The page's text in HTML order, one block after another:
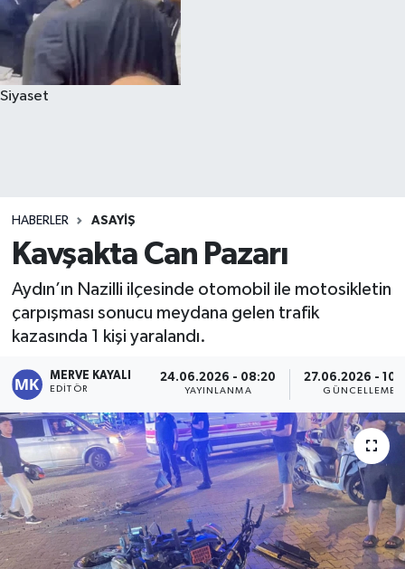
Siyaset
HABERLER ASAYIŞ
Kavşakta Can Pazarı
Aydın’ın Nazilli ilçesinde otomobil ile motosikletin
çarpışması sonucu meydana gelen trafik
kazasında 1 kişi yaralandı.
MERVE KAYALI
EDITÖR
24.06.2026 - 08:20
YAYINLANMA
27.06.2026 -
GÜNCELLEME